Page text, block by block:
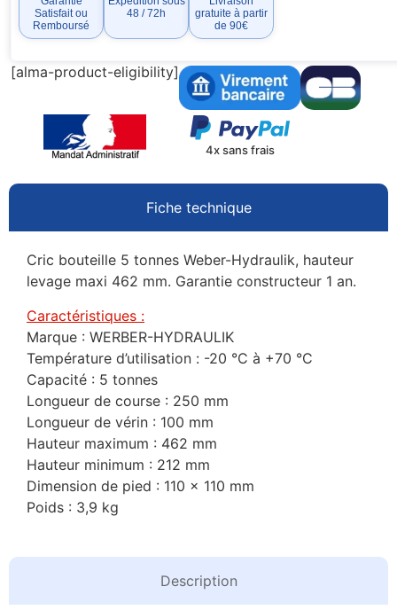
Satisfait ou
Remboursé
48 / 72h
gratuite à partir
de 90€
[alma-product-eligibility]
4x sans frais
Fiche technique
Description
Cric bouteille 5 tonnes Weber-Hydraulik, hauteur
levage maxi 462 mm. Garantie constructeur 1 an.
Caractéristiques :
Marque : WERBER-HYDRAULIK
Température d’utilisation : -20 °C à +70 °C
Capacité : 5 tonnes
Longueur de course : 250 mm
Longueur de vérin : 100 mm
Hauteur maximum : 462 mm
Hauteur minimum : 212 mm
Dimension de pied : 110 x 110 mm
Poids : 3,9 kg